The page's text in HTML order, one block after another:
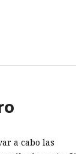
a cabo las